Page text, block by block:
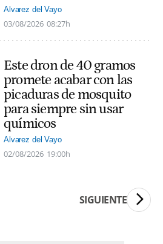
Alvarez del Vayo
03/08/2026 08:27h
Este dron de 40 gramos
promete acabar con las
picaduras de mosquito
para siempre sin usar
químicos
Alvarez del Vayo
02/08/2026 19:00h
SIGUIENTE